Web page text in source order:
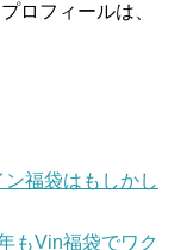
ロフィールは、
ン福袋はもしかし
もVin福袋でワク